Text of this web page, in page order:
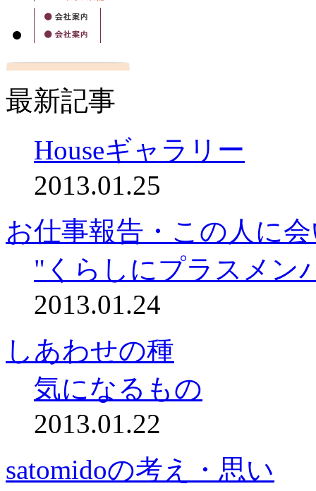
最新記事
Houseギャラリー
2013.01.25
お仕事報告・この人に
"くらしにプラスメン
2013.01.24
しあわせの種
気になるもの
2013.01.22
satomidoの考え・思い